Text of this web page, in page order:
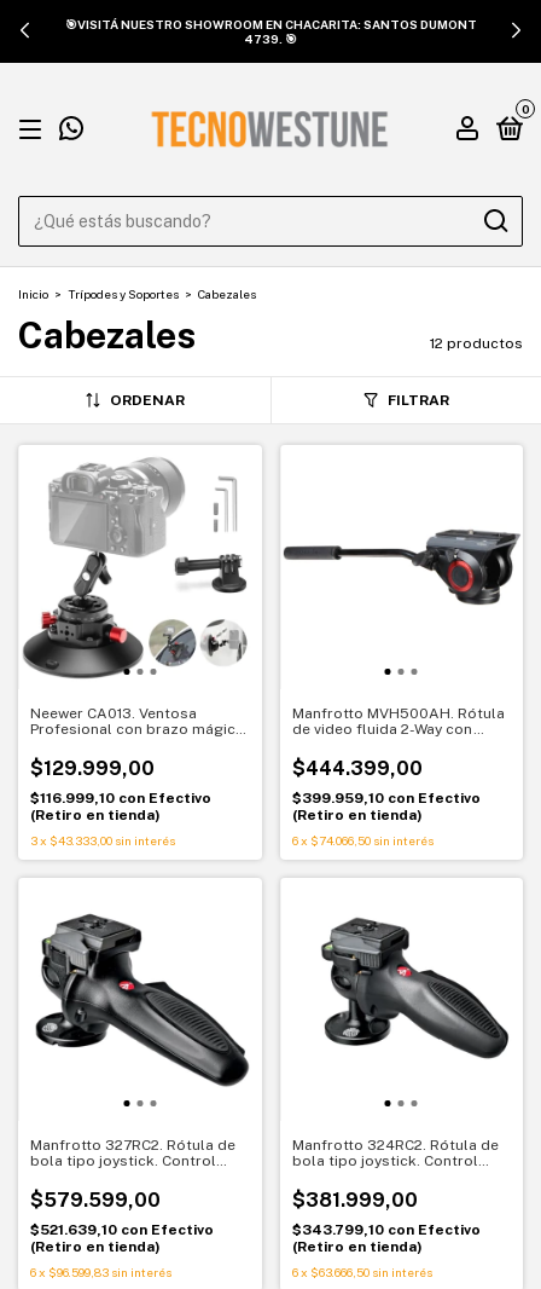
🎯VISITÁ NUESTRO SHOWROOM EN CHACARITA: SANTOS DUMONT
4739. 🎯
0
Inicio > Trípodes y Soportes > Cabezales
Cabezales 12 productos
ORDENAR FILTRAR
Neewer CA013. Ventosa
Profesional con brazo mágico
$129.999,00
$116.999,10 con Efectivo
(Retiro en tienda)
3x $43.333,00 sin interés
Manfrotto MVH500AH. Rótula
de video fluida 2-Way con
$444.399,00
$399.959,10 con Efectivo
(Retiro en tienda)
6 x $74.066,50 sin interés
Manfrotto 327RC2. Rótula de
bola tipo joystick. Control
$579.599,00
$521.639,10 con Efectivo
(Retiro en tienda)
6x $96.599,83 sin interés
Manfrotto 324RC2. Rótula de
bola tipo joystick. Control
$381.999,00
$343.799,10 con Efectivo
(Retiro en tienda)
6 x $63.666,50 sin interés